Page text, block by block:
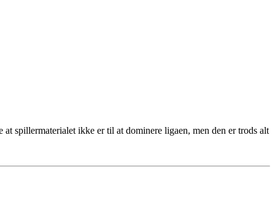
spillermaterialet ikke er til at dominere ligaen, men den er trods alt